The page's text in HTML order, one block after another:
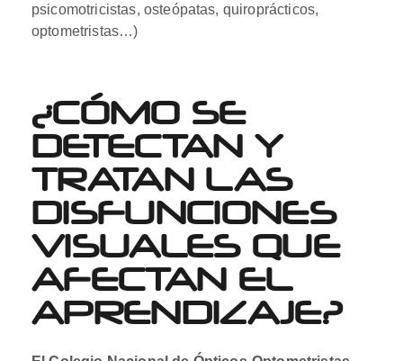
psicomotricistas, osteópatas, quiroprácticos,
optometristas…)
¿CÓMO SE
DETECTAN Y
TRATAN LAS
DISFUNCIONES
VISUALES QUE
AFECTAN EL
APRENDIZAJE?